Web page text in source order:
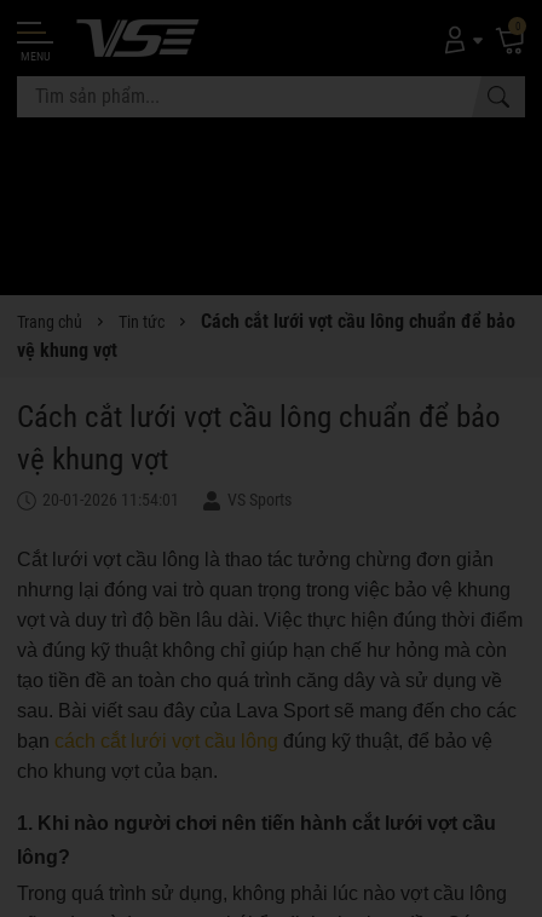
MENU
0
Trang chủ Tin tức
Cách cắt lưới vợt cầu lông chuẩn để bảo
vệ khung vợt
Cách cắt lưới vợt cầu lông chuẩn để bảo
vệ khung vợt
20-01-2026 11:54:01 VS Sports
Cắt lưới vợt cầu lông là thao tác tưởng chừng đơn giản
nhưng lại đóng vai trò quan trọng trong việc bảo vệ khung
vợt và duy trì độ bền lâu dài. Việc thực hiện đúng thời điểm
và đúng kỹ thuật không chỉ giúp hạn chế hư hỏng mà còn
tạo tiền đề an toàn cho quá trình căng dây và sử dụng về
sau. Bài viết sau đây của Lava Sport sẽ mang đến cho các
bạn cách cắt lưới vợt cầu lông đúng kỹ thuật, để bảo vệ
cho khung vợt của bạn.
1. Khi nào người chơi nên tiến hành cắt lưới vợt cầu
lông?
Trong quá trình sử dụng, không phải lúc nào vợt cầu lông